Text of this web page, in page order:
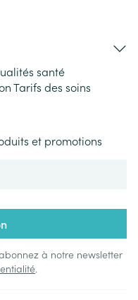
santé
Tarifs des soins
et promotions
à notre newsletter
.